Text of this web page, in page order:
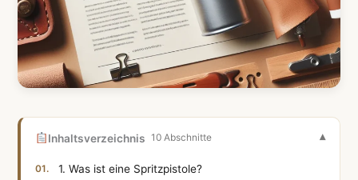
Inhaltsverzeichnis 10 Abschnitte
1. Was ist eine Spritzpistole?